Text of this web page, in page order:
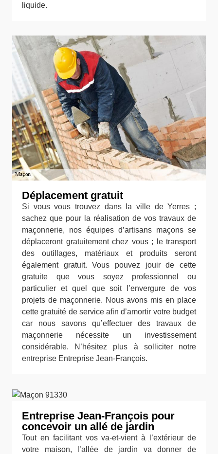
liquide.
Déplacement gratuit
Si vous vous trouvez dans la ville de Yerres ;
sachez que pour la réalisation de vos travaux de
maçonnerie, nos équipes d’artisans maçons se
déplaceront gratuitement chez vous ; le transport
des outillages, matériaux et produits seront
également gratuit. Vous pouvez jouir de cette
gratuite que vous soyez professionnel ou
particulier et quel que soit l’envergure de vos
projets de maçonnerie. Nous avons mis en place
cette gratuité de service afin d’amortir votre budget
car nous savons qu’effectuer des travaux de
maçonnerie nécessite un investissement
considérable. N’hésitez plus à solliciter notre
entreprise Entreprise Jean-François.
Entreprise Jean-François pour
concevoir un allé de jardin
Tout en facilitant vos va-et-vient à l’extérieur de
votre maison, l’allée de jardin va donner de